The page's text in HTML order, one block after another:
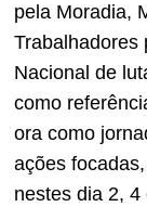
pela Moradia,
Trabalhadores
Nacional de
como
ora como
ações
nestes dia 2,